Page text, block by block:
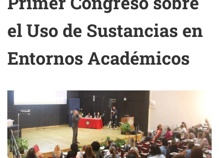
el Uso de Sustancias en
Entornos Académicos